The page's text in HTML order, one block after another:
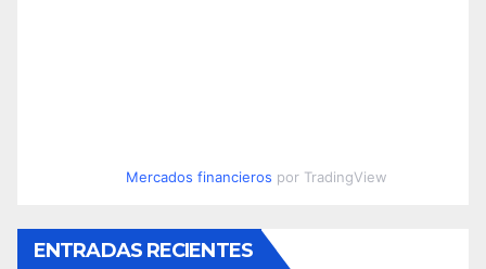
Mercados financieros por TradingView
ENTRADAS RECIENTES